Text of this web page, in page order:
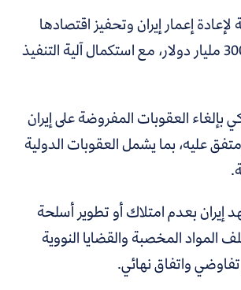
لإعادة إعمار إيران وتحفيز اقتصادها
بقيمة لا تقل عن 300 مليار دولار، مع استكمال آلية التنفيذ
بإلغاء العقوبات المفروضة على إيران
عليه، بما يشمل العقوبات الدولية
إيران بعدم امتلاك أو تطوير أسلحة
المواد المخصبة والقضايا النووية
واتفاق نهائي.